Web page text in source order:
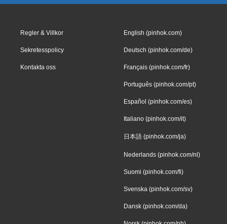
Regler & Villkor
Sekretesspolicy
Kontakta oss
English (pinhok.com)
Deutsch (pinhok.com/de)
Français (pinhok.com/fr)
Português (pinhok.com/pt)
Español (pinhok.com/es)
Italiano (pinhok.com/it)
日本語 (pinhok.com/ja)
Nederlands (pinhok.com/nl)
Suomi (pinhok.com/fi)
Svenska (pinhok.com/sv)
Dansk (pinhok.com/da)